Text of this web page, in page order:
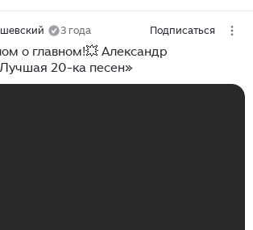
3 года Подписаться
о главном!💥 Александр
20-ка песен»